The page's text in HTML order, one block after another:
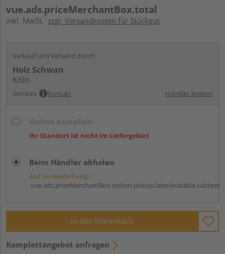
vue.ads.priceMerchantBox.total
inkl. MwSt. zzgl. Versandkosten für Stückgut
Verkauf und Versand durch:
Holz Schwan
Köln
Services Kontakt Händler ändern
Ihr Standort ist nicht im Liefergebiet
Beim Händler abholen
Auf Vorbestellung:
vue.ads.priceMerchantBox.option.pickup.laterAvailable.subtext
In den Warenkorb
Komplettangebot anfragen